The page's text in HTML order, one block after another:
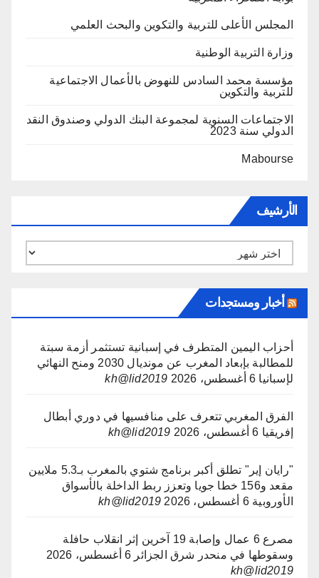
المجلس الأعلى للتربية والتكوين والبحث العلمي
وزارة التربية الوطنية
مؤسسة محمد السادس للنهوض بالأعمال الاجتماعية
للتربية والتكوين
الاجتماعات السنوية لمجموعة البنك الدولي وصندوق النقد
الدولي سنة 2023
Mabourse
الأرشيف
الأرشيف
أخبار ومستجدات
أحزاب اليمين المتطرف في إسبانية تستثمر أزمة سبتة
للمطالبة بإبعاد المغرب عن مونديال 2030 ومنح النهائي
لإسبانيا 6 أغسطس، 2026 kh@lid2019
الفرق المغربي تتعرف على منافسيها في دوري أبطال
إفريقيا 6 أغسطس، 2026 kh@lid2019
"رايان إير" تطلق أكبر برنامج شتوي بالمغرب بـ5.3 ملايين
مقعد و156 خطا جويا وتعزز ربط الداخلة بالأسواق
الأوروبية 6 أغسطس، 2026 kh@lid2019
مصرع 6 عمال وإصابة 19 آخرين إثر انقلاب حافلة
وسقوطها في منحدر شرق الجزائر 6 أغسطس، 2026
kh@lid2019